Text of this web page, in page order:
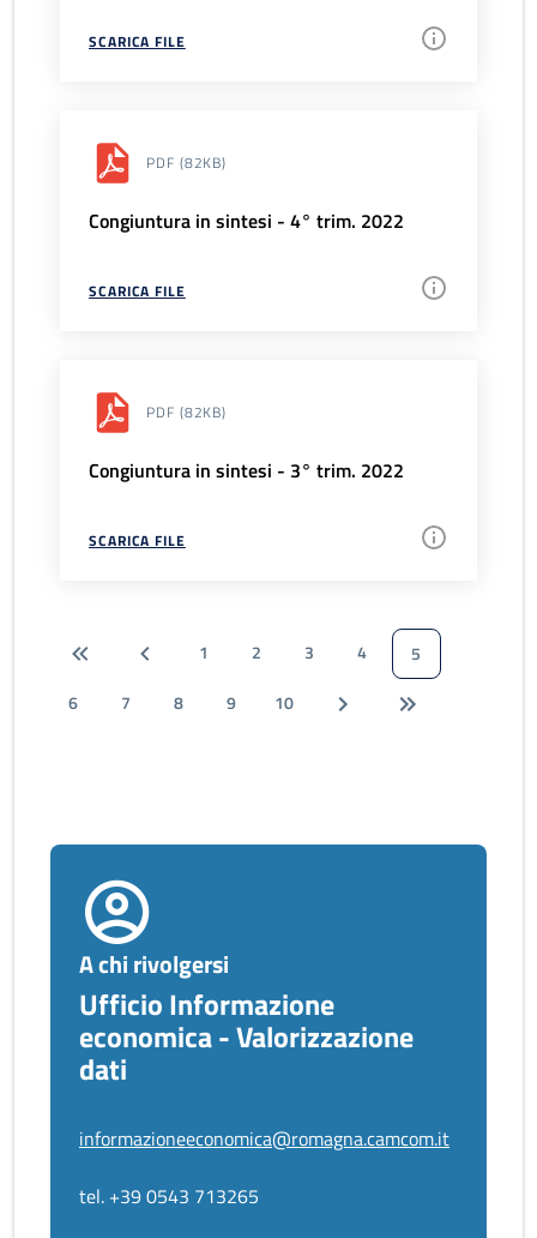
SCARICA FILE
PDF (82KB)
Congiuntura in sintesi - 4° trim. 2022
SCARICA FILE
PDF (82KB)
Congiuntura in sintesi - 3° trim. 2022
SCARICA FILE
1 2 3 4
5
6
7 8 9 10
A chi rivolgersi
Ufficio Informazione
economica - Valorizzazione
dati
informazioneeconomica@romagna.camcom.it
tel. +39 0543 713265